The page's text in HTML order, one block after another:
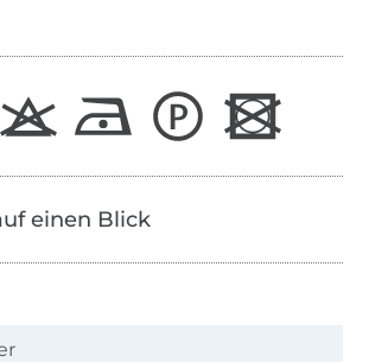
einen Blick